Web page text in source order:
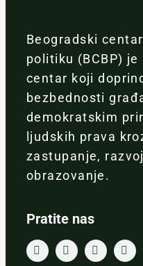
Beogradski
politiku (BCBP)
centar koji
bezbednosti
demokratskim
ljudskih prava
zastupanje,
obrazovanje.
Pratite nas